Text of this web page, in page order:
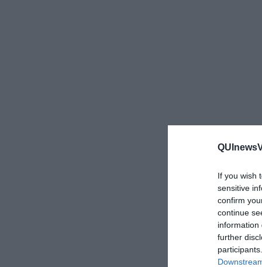
If you wish
sensitive
confirm
continue
information
further